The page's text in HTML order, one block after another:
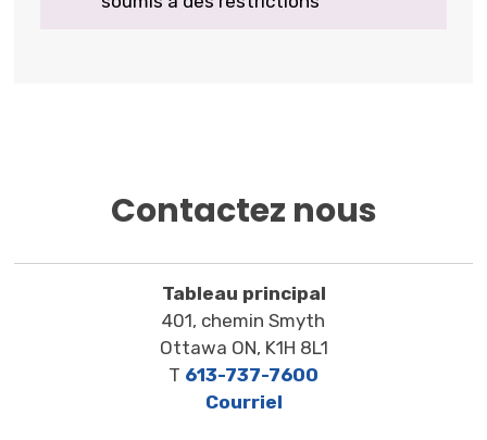
Contactez nous
Tableau principal
401, chemin Smyth
Ottawa ON, K1H 8L1
T 613-737-7600
Courriel